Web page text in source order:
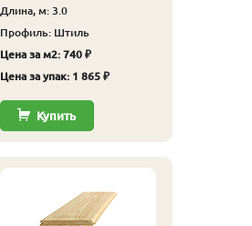
Длина, м: 3.0
Профиль: Штиль
Цена за м2: 740 ₽
Цена за упак: 1 865 ₽
Купить